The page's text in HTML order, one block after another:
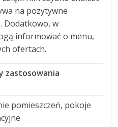
na pozytywne
Dodatkowo, w
informować o menu,
ofertach.
zastosowania
pomieszczeń, pokoje